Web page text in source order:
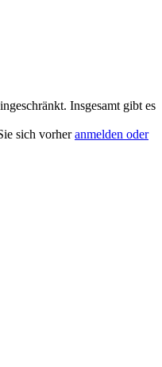
Insgesamt gibt es
sich vorheranmelden oder